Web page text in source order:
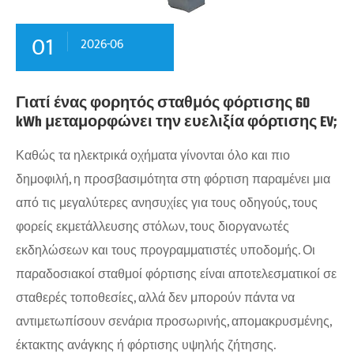
01 2026-06
Γιατί ένας φορητός σταθμός φόρτισης 60
kWh μεταμορφώνει την ευελιξία φόρτισης EV;
Καθώς τα ηλεκτρικά οχήματα γίνονται όλο και πιο
δημοφιλή, η προσβασιμότητα στη φόρτιση παραμένει μια
από τις μεγαλύτερες ανησυχίες για τους οδηγούς, τους
φορείς εκμετάλλευσης στόλων, τους διοργανωτές
εκδηλώσεων και τους προγραμματιστές υποδομής. Οι
παραδοσιακοί σταθμοί φόρτισης είναι αποτελεσματικοί σε
σταθερές τοποθεσίες, αλλά δεν μπορούν πάντα να
αντιμετωπίσουν σενάρια προσωρινής, απομακρυσμένης,
έκτακτης ανάγκης ή φόρτισης υψηλής ζήτησης.